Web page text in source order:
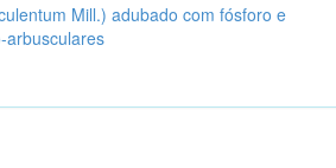
Mill.) adubado com fósforo e
arbusculares